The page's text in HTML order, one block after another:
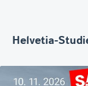
Helvetia-